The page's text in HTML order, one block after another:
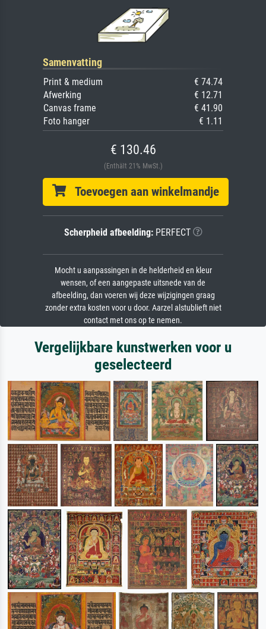
Samenvatting
Print & medium
€ 74.74
Afwerking
€ 12.71
Canvas frame
€ 41.90
Foto hanger
€ 1.11
€ 130.46
(Enthält 21% MwSt.)
Toevoegen aan winkelmandje
Scherpheid afbeelding:PERFECT
Mocht u aanpassingen in de helderheid en kleur
wensen, of een aangepaste uitsnede van de
afbeelding, dan voeren wij deze wijzigingen graag
zonder extra kosten voor u door. Aarzel alstublieft niet
contact met ons op te nemen.
Vergelijkbare kunstwerken voor u
geselecteerd